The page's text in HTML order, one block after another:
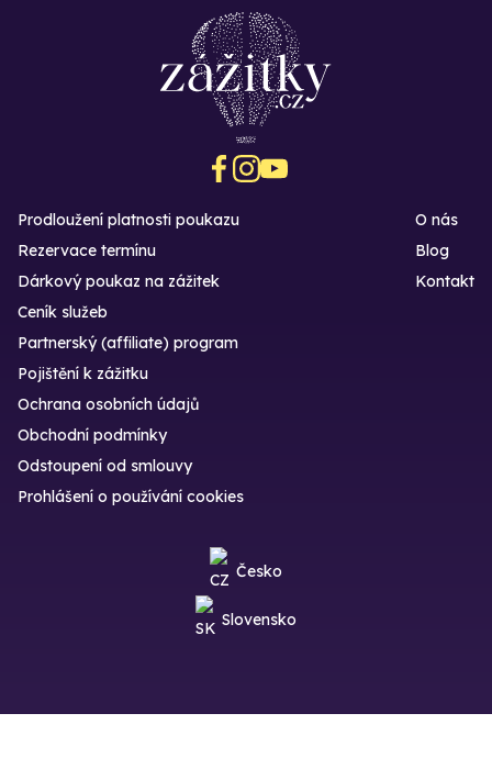
Prodloužení platnosti poukazu
Rezervace termínu
Dárkový poukaz na zážitek
O nás
Blog
Kontakt
Ceník služeb
Partnerský (affiliate) program
Pojištění k zážitku
Ochrana osobních údajů
Obchodní podmínky
Odstoupení od smlouvy
Prohlášení o používání cookies
Česko
Slovensko